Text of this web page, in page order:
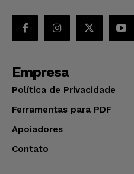
Empresa
Política de Privacidade
Ferramentas para PDF
Apoiadores
Contato